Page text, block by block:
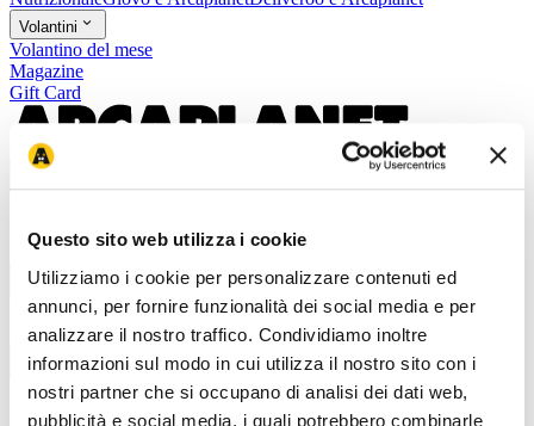
Questo sito web utilizza i cookie
Utilizziamo i cookie per personalizzare contenuti ed
annunci, per fornire funzionalità dei social media e per
analizzare il nostro traffico. Condividiamo inoltre
informazioni sul modo in cui utilizza il nostro sito con i
nostri partner che si occupano di analisi dei dati web,
pubblicità e social media, i quali potrebbero combinarle
Volantini
Volantino del mese
Magazine
Gift Card
Resi
Novità e servizi
APPOrdina e ritiraPet wash - lavaggio caniAssicurazione animali
domesticiConsigli nutrizionaliModalità di pagamento
Iniziative e promozioni
Coupon e codici scontoPrezzi e sconti esposti
(Omnibus)ArcacardVolantino offertePromozioni online 30 anni